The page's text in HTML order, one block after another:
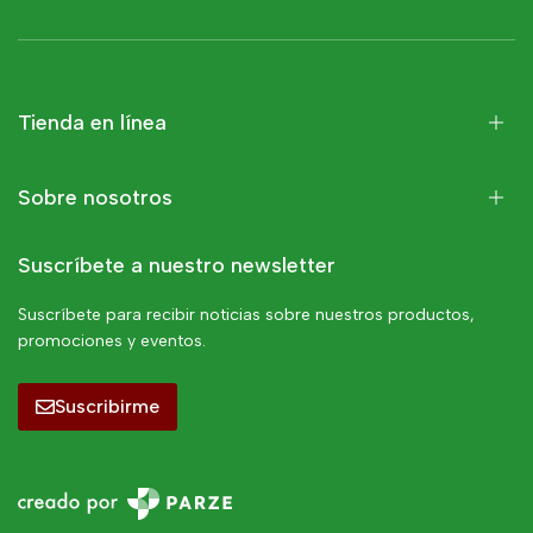
Tienda en línea
Sobre nosotros
Suscríbete a nuestro newsletter
Suscríbete para recibir noticias sobre nuestros productos,
promociones y eventos.
Suscribirme